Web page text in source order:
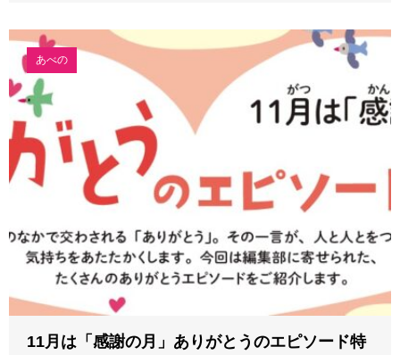
あべの
11月は「感謝の月」ありがとうのエピソード特